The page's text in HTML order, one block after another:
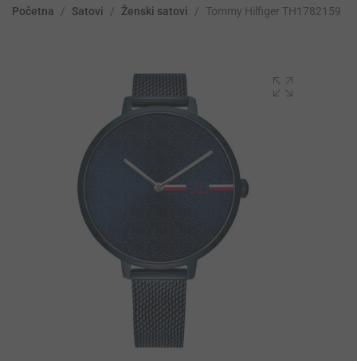
Početna / Satovi / Ženski satovi / Tommy Hilfiger TH1782159